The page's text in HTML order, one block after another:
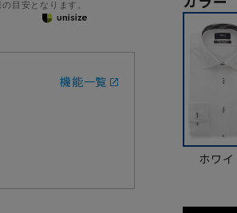
目安となります。
機能一覧
ホワイ